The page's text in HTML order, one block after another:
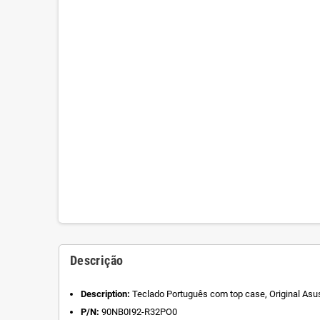
Descrição
Description: Teclado Português com top case, Original
P/N: 90NB0I92-R32PO0